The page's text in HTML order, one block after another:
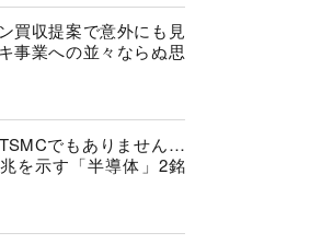
買収提案で意外にも見
事業への並々ならぬ思
でもありません…
を示す「半導体」2銘